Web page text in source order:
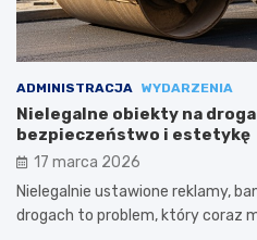
ADMINISTRACJA WYDARZENIA
Nielegalne obiekty na
bezpieczeństwo i estetykę
17 marca 2026
Nielegalnie ustawione reklamy,
drogach to problem, który coraz